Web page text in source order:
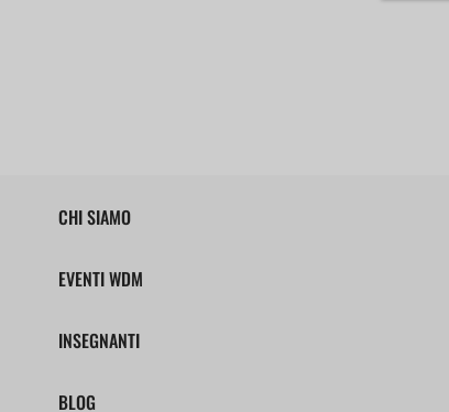
CHI SIAMO
EVENTI WDM
INSEGNANTI
BLOG